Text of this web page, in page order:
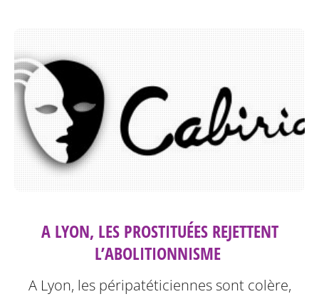
A LYON, LES PROSTITUÉES REJETTENT
L’ABOLITIONNISME ‎
A Lyon, les péripatéticiennes sont colère,